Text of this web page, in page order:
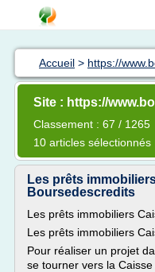
Accueil > https://
Site : https://
Classement : 67 / 1265
10 articles sélectionnés
Les prêts
Boursedescredits
Les prêts immobiliers
Les prêts immobiliers
Pour réaliser un projet
se tourner vers la